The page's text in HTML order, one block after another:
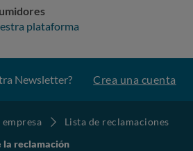
plataforma
Newsletter? Crea una cuenta
empresa
Lista de reclamaciones
la reclamación